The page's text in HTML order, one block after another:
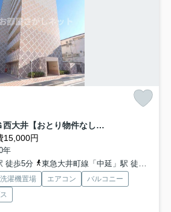
プレミアムキューブＧ西大井【おとり物件なし】#学生・社会人にオススメ！初期費用分割払いOK！
15,000円
年
徒歩5分
東急大井町線「中延」駅 徒歩12分
濯機置場 エアコン
バルコニー